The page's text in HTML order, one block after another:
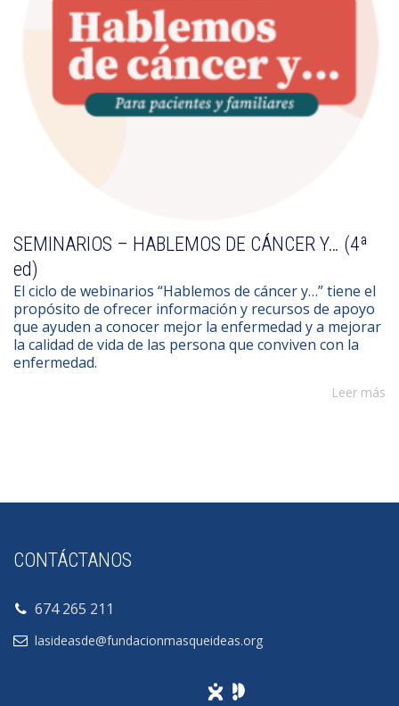
SEMINARIOS – HABLEMOS DE CÁNCER Y… (4ª
ed)
El ciclo de webinarios “Hablemos de cáncer y…” tiene el
propósito de ofrecer información y recursos de apoyo
que ayuden a conocer mejor la enfermedad y a mejorar
la calidad de vida de las persona que conviven con la
enfermedad.
Leer más
CONTÁCTANOS
674 265 211
lasideasde@fundacionmasqueideas.org